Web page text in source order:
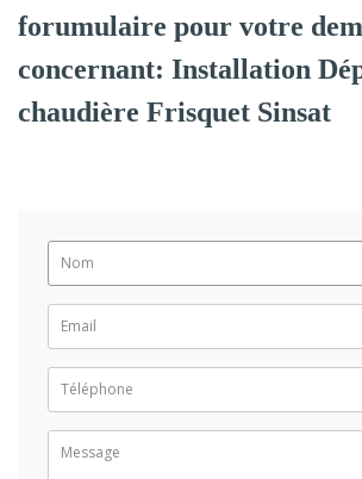
forumulaire pour votre
concernant: Installation
chaudière Frisquet Sinsat